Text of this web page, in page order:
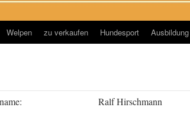
Welpen zu verkaufen Hundesport
Ralf Hirschmann